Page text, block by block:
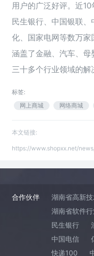
用户的广泛好评。近
民生银行、中国银联
化、国家电网等数万家
涵盖了金融、汽车、母
三十多个行业领域的解
标签:
网上商城
网络商城
本文链接:
https://www.shopxx.net/
合作伙伴
湖南省高新
湖南省软件
民生银行
中国电信
快递100